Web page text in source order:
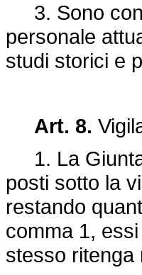
3. Sono
personale
studi storici e
Art. 8.
1. La Giunta
posti sotto la
restando
comma 1,
stesso ritenga